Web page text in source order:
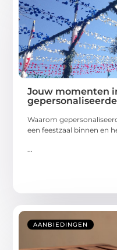
Jouw momenten
Waarom
een feestzaal binnen en
AANBIEDINGEN